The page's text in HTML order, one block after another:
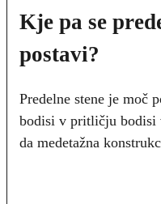
Kje pa se
postavi?
Predelne stene je moč
bodisi v pritličju bodisi
da medetažna